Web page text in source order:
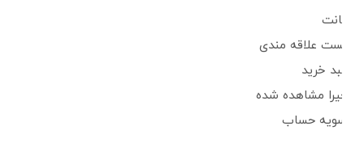
اکانت
لیست علاقه مندی
سبد خرید
اخیرا مشاهده شده
تسویه حساب